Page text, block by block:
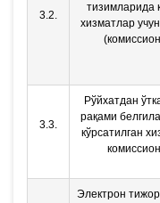
3.2.
тизимларида
хизматлар
3.3.
Рўйхатдан
рақами
кўрсатилган
Электрон